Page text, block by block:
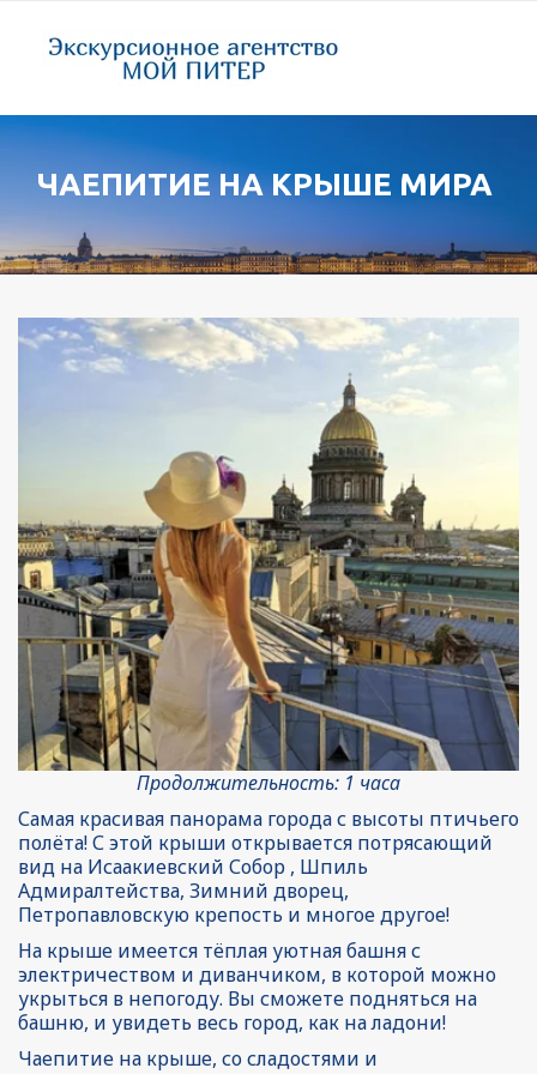
ЧАЕПИТИЕ НА КРЫШЕ МИРА
Продолжительность: 1 часа
Самая красивая панорама города с высоты птичьего
полёта! С этой крыши открывается потрясающий
вид на Исаакиевский Собор , Шпиль
Адмиралтейства, Зимний дворец,
Петропавловскую крепость и многое другое!
На крыше имеется тёплая уютная башня с
электричеством и диванчиком, в которой можно
укрыться в непогоду. Вы сможете подняться на
башню, и увидеть весь город, как на ладони!
Чаепитие на крыше, со сладостями и